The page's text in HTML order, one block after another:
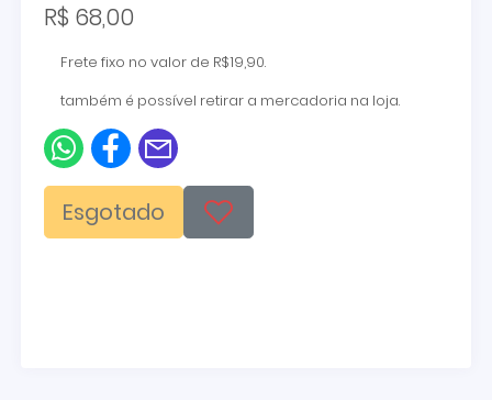
R$ 68,00
Frete fixo no valor de R$19,90.
também é possível retirar a mercadoria na loja.
Esgotado